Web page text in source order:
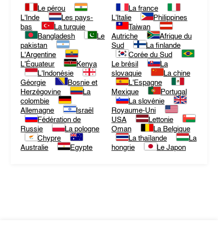
Le pérou
L'Inde
Les pays-
bas
La turquie
Bangladesh
Le
pakistan
L'Argentine
L'Équateur
Kenya
L'Indonésie
Géorgie
Bosnie et
Herzégovine
La
colombie
Allemagne
Israël
Fédération de
Russie
La pologne
Chypre
Australie
Egypte
La france
L'Italie
Philippines
Taiwan
Autriche
Afrique du
Sud
La finlande
Corée du Sud
Le brésil
La
slovaquie
La chine
L'Espagne
Mexique
Portugal
La slovénie
Royaume-Uni
USA
Lettonie
Oman
La Belgique
La thaïlande
La
hongrie
Le Japon